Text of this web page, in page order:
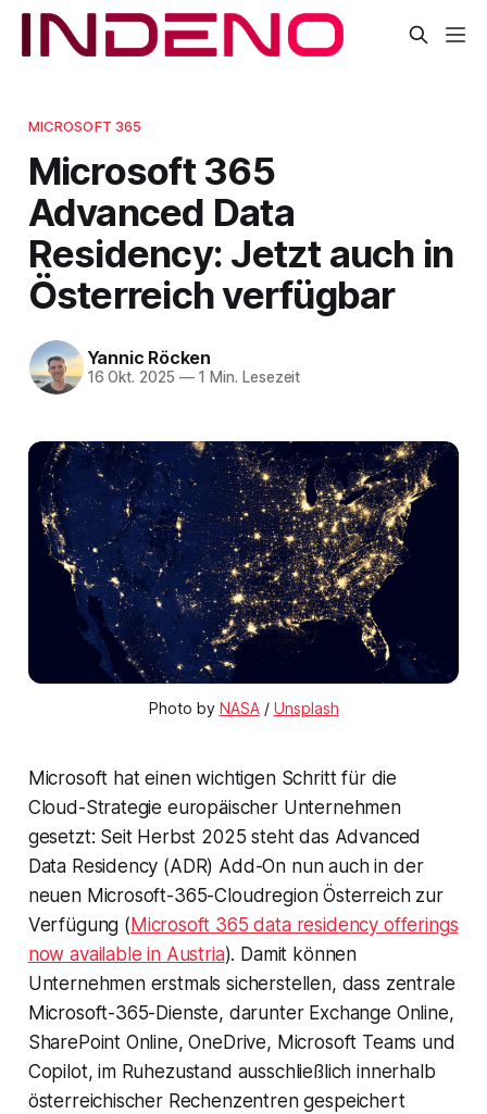
MICROSOFT 365
Microsoft 365
Advanced Data
Residency: Jetzt auch in
Österreich verfügbar
Yannic Röcken
16 Okt. 2025 —1 Min. Lesezeit
Photo by NASA / Unsplash
Microsoft hat einen wichtigen Schritt für die
Cloud-Strategie europäischer Unternehmen
gesetzt: Seit Herbst 2025 steht das Advanced
Data Residency (ADR) Add-On nun auch in der
neuen Microsoft-365-Cloudregion Österreich zur
Verfügung ( Microsoft 365 data residency offerings
now available in Austria). Damit können
Unternehmen erstmals sicherstellen, dass zentrale
Microsoft-365-Dienste, darunter Exchange Online,
SharePoint Online, OneDrive, Microsoft Teams und
Copilot, im Ruhezustand ausschließlich innerhalb
österreichischer Rechenzentren gespeichert